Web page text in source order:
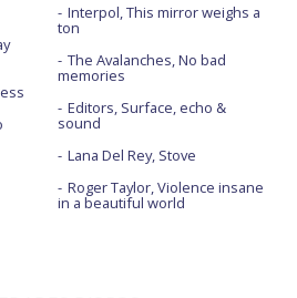
Interpol, This mirror weighs a
ton
The Avalanches, No bad
memories
Editors, Surface, echo &
sound
Lana Del Rey, Stove
Roger Taylor, Violence insane
in a beautiful world